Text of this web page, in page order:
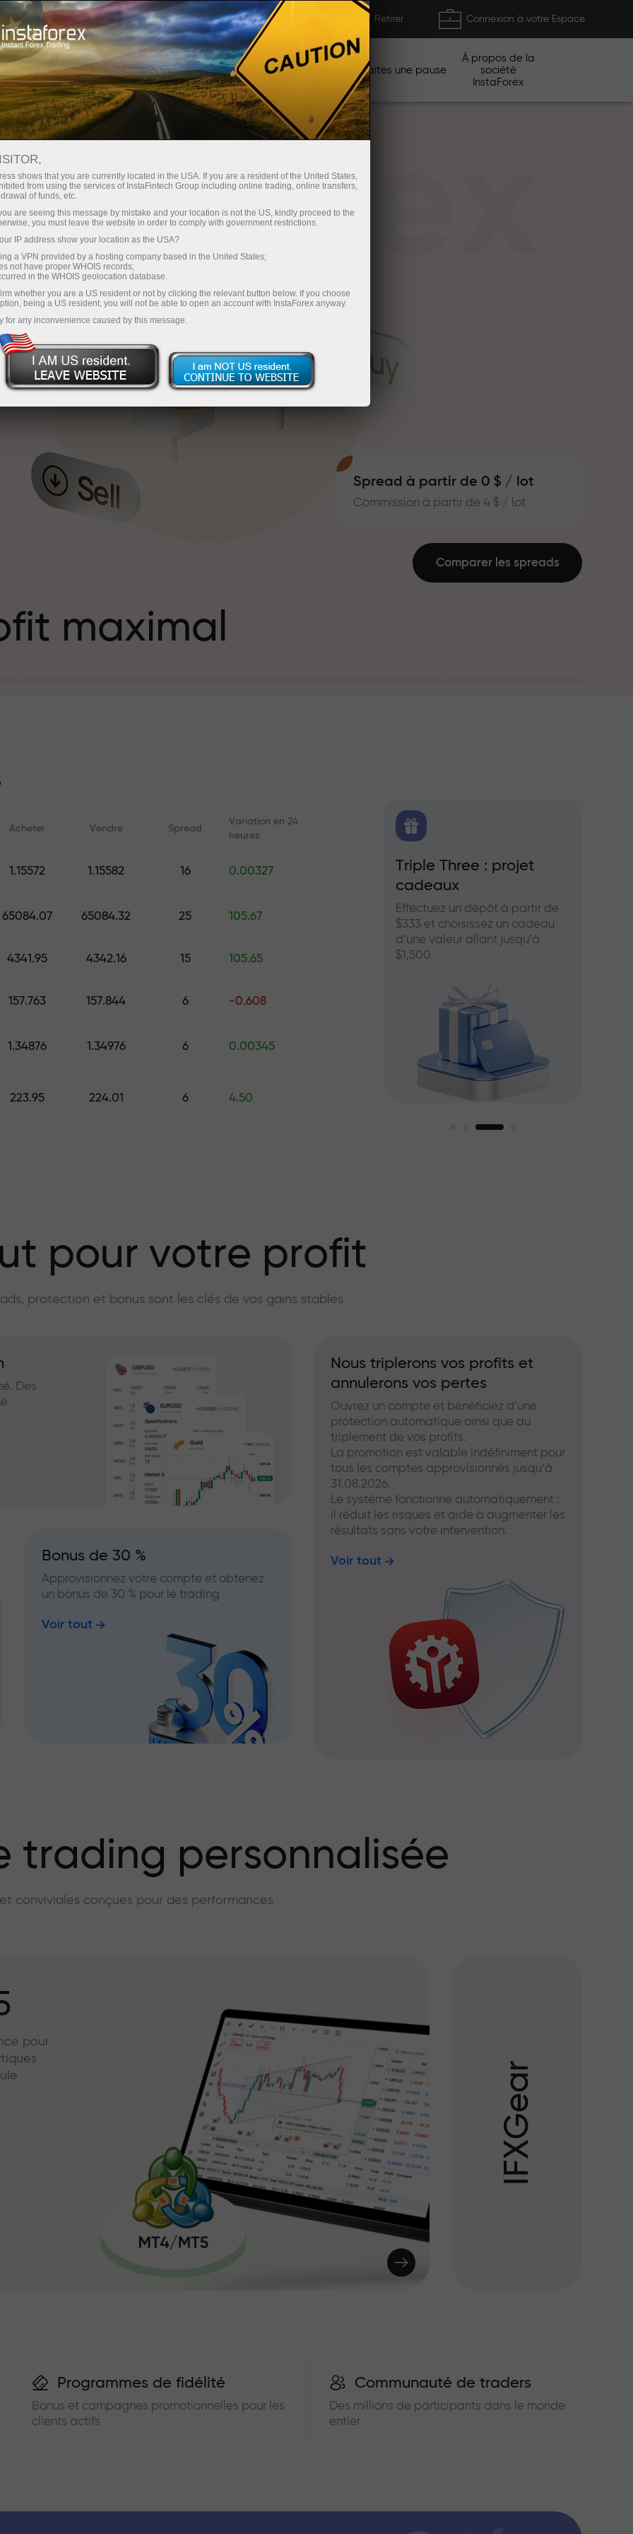
rapide de compte Plateforme de trading Déposer / Retirer Connexion à votre Espace
les traders
Pour les
investisseurs
Pour les
partenaires
Campagnes Faites une pause
À propos de la
société
InstaForex
Spread à partir de 0 $ / lot
Commission à partir de 4 $ / lot
maximal
et sur l’autoroute
de
— nous
X1000 — le plus
du marché
Comparer les spreads
Acheter Vendre Spread
Variation en 24
heures
1.15572 1.15582 16 0.00327
65084.07 65084.32 25 105.67
4341.95 4342.16 15 105.65
157.763 157.844 6 -0.608
1.34876 1.34976 6 0.00345
223.95 224.01 6 4.50
Cours en ligne
les niveaux
Analyses avec FX.CO
futures
Triple Three : projet
cadeaux
Effectuez un dépôt à partir de
$333 et choisissez un cadeau
d’une valeur allant jusqu’à
$1,500
pour votre profit
protection et bonus sont les clés de vos gains stables
Des
Bonus de 30 %
Approvisionnez votre compte et obtenez
un bonus de 30 % pour le trading
Voir tout
Nous triplerons vos profits et
annulerons vos pertes
Ouvrez un compte et bénéficiez d’une
protection automatique ainsi que du
triplement de vos profits.
La promotion est valable indéfiniment pour
tous les comptes approvisionnés jusqu’à
31.08.2026.
Le système fonctionne automatiquement :
il réduit les risques et aide à augmenter les
résultats sans votre intervention.
Voir tout
trading personnalisée
conviviales conçues pour des performances
pour
I
F
X
G
e
a
r
Programmes de fidélité
Bonus et campagnes promotionnelles pour les
clients actifs
Communauté de traders
Des millions de participants dans le monde
entier
shows that you are currently located in the USA. If you are a resident of the United States,
from using the services of InstaFintech Group including online trading, online transfers,
of funds, etc.
are seeing this message by mistake and your location is not the US, kindly proceed to the
you must leave the website in order to comply with government restrictions.
IP address show your location as the USA?
a VPN provided by a hosting company based in the United States;
not have proper WHOIS records;
in the WHOIS geolocation database.
whether you are a US resident or not by clicking the relevant button below. If you choose
being a US resident, you will not be able to open an account with InstaForex anyway.
for any inconvenience caused by this message.